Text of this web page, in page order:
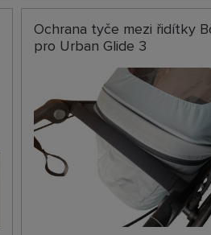
Ochrana tyče mezi řidítky
pro Urban Glide 3